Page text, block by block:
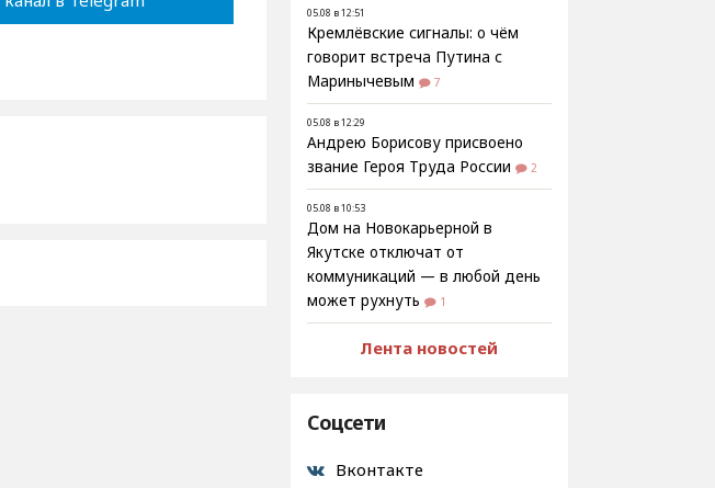
05.08 в 12:51
Кремлёвские сигналы: о чём
говорит встреча Путина с
Маринычевым
7
05.08 в 12:29
Андрею Борисову присвоено
звание Героя Труда России
2
05.08 в 10:53
Дом на Новокарьерной в
Якутске отключат от
коммуникаций — в любой день
может рухнуть
1
Лента новостей
Соцсети
Вконтакте